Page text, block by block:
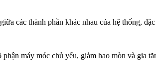
các thành phần khác nhau của hệ thống,
máy móc chủ yếu, giảm hao mòn và gia